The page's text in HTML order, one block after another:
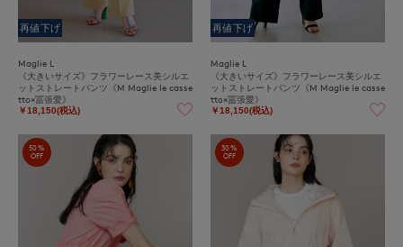
再値下げ
Maglie L
《大きいサイズ》フラワーレース美シルエ
ットストレートパンツ《M Maglie le casse
tto×冨張愛》
￥18,150(税込)
再値下げ
Maglie L
《大きいサイズ》フラワーレース美シルエ
ットストレートパンツ《M Maglie le casse
tto×冨張愛》
￥18,150(税込)
50%
OFF
30%
OFF